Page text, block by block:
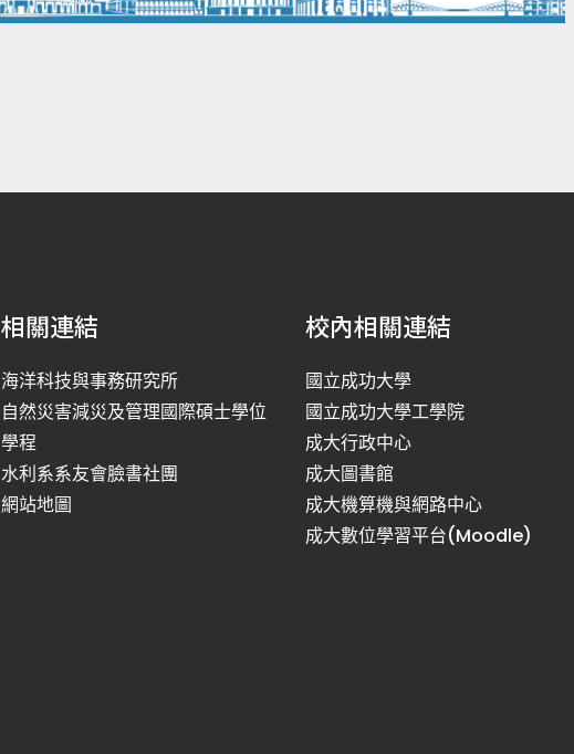
相關連結
海洋科技與事務研究所
自然災害減災及管理國際碩士學位
學程
水利系系友會臉書社團
網站地圖
校內相關連結
國立成功大學
國立成功大學工學院
成大行政中心
成大圖書館
成大機算機與網路中心
成大數位學習平台(Moodle)